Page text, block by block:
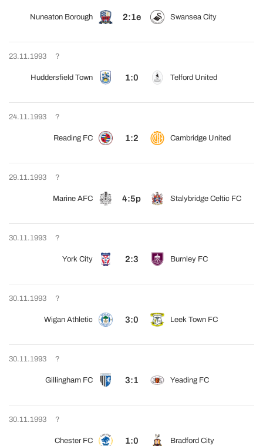
Nuneaton Borough 2:1e Swansea City
23.11.1993 ?
Huddersfield Town 1:0 Telford United
24.11.1993 ?
Reading FC 1:2 Cambridge United
29.11.1993 ?
Marine AFC 4:5p Stalybridge Celtic FC
30.11.1993 ?
York City 2:3 Burnley FC
30.11.1993 ?
Wigan Athletic 3:0 Leek Town FC
30.11.1993 ?
Gillingham FC 3:1 Yeading FC
30.11.1993 ?
Chester FC 1:0 Bradford City